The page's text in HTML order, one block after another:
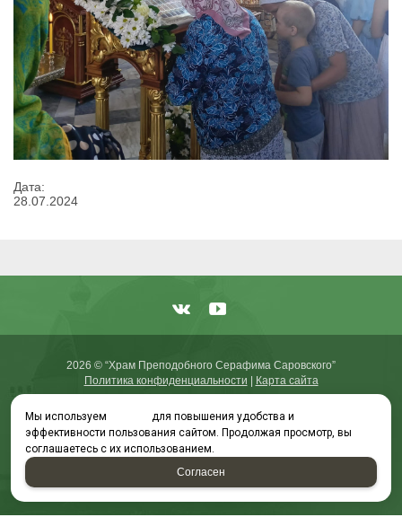
Дата:
28 07 2024
2026 © “Храм Преподобного Серафима Саровского”
Политика конфиденциальности
Карта сайта
создание приложений и продвижение сайтов
Мы используем
для повышения удобства и
эффективности пользования сайтом. Продолжая просмотр, вы
соглашаетесь с их использованием.
Согласен